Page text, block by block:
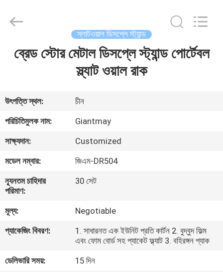
বাড়ি
আমাদের
সম্পর্কে
কারখানা
ভ্রমণ
মান
নিয়ন্ত্রণ
যোগাযোগ
Copyright
fsgiantmay.com.
স্লাটওয়াল ডিসপ্লে স্ট্যান্ড
ব্রেড স্টোর মেটাল ডিসপ্লে স্ট্যান্ড পোর্টেবল
স্ল্যাট ওয়াল রাক
উৎপত্তি স্থল:
চীন
পরিচিতিমুলক নাম:
Giantmay
সাক্ষ্যদান:
Customized
মডেল নম্বার:
জিএম-DR504
ন্যূনতম চাহিদার
পরিমাণ:
30 সেট
মূল্য:
Negotiable
প্যাকেজিং বিবরণ:
1. সাধারনত এক ইউনিট প্রতি কার্টন 2. বুদ্বুদ ফিল্ম
এবং ফোম বোর্ড সহ প্যাকেট ফ্ল্যাট 3. বহিরঙ্গন প্যাক
ডেলিভারি সময়:
15 দিন